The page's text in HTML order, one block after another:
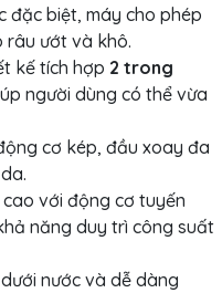
đặc biệt, máy cho phép
râu ướt và khô.
kế tích hợp 2 trong
người dùng có thể vừa
cơ kép, đầu xoay đa
với động cơ tuyến
năng duy trì công suất
nước và dễ dàng